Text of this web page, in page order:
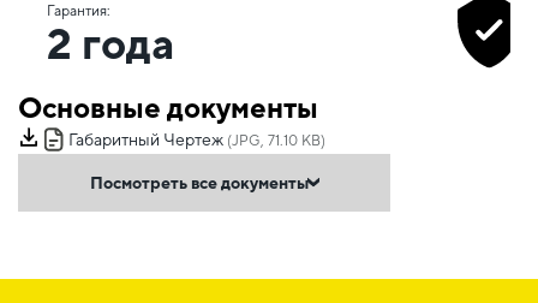
Гарантия:
2 года
Основные документы
Габаритный Чертеж (JPG, 71.10 KB)
Посмотреть все документы